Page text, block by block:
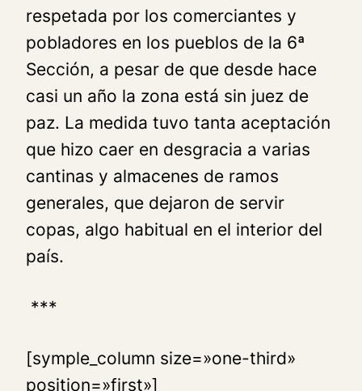
respetada por los comerciantes y
pobladores en los pueblos de la 6ª
Sección, a pesar de que desde hace
casi un año la zona está sin juez de
paz. La medida tuvo tanta aceptación
que hizo caer en desgracia a varias
cantinas y almacenes de ramos
generales, que dejaron de servir
copas, algo habitual en el interior del
país.
***
[symple_column size=»one-third»
position=»first»]